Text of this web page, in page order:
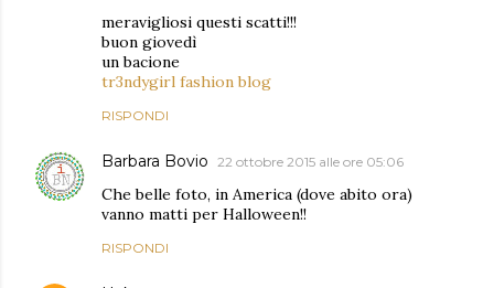
meravigliosi questi scatti!!!
buon giovedì
un bacione
tr3ndygirl fashion blog
RISPONDI
Barbara Bovio 22 ottobre 2015 alle ore 05:06
Che belle foto, in America (dove abito ora)
vanno matti per Halloween!!
RISPONDI